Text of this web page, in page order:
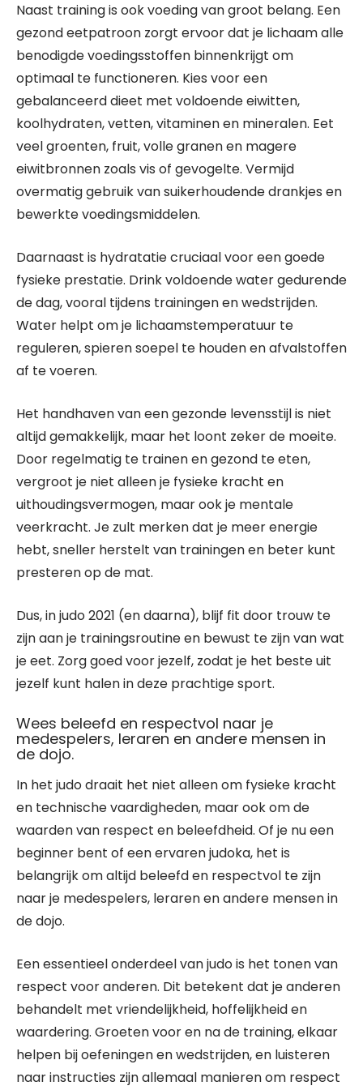
Naast training is ook voeding van groot belang. Een
gezond eetpatroon zorgt ervoor dat je lichaam alle
benodigde voedingsstoffen binnenkrijgt om
optimaal te functioneren. Kies voor een
gebalanceerd dieet met voldoende eiwitten,
koolhydraten, vetten, vitaminen en mineralen. Eet
veel groenten, fruit, volle granen en magere
eiwitbronnen zoals vis of gevogelte. Vermijd
overmatig gebruik van suikerhoudende drankjes en
bewerkte voedingsmiddelen.
Daarnaast is hydratatie cruciaal voor een goede
fysieke prestatie. Drink voldoende water gedurende
de dag, vooral tijdens trainingen en wedstrijden.
Water helpt om je lichaamstemperatuur te
reguleren, spieren soepel te houden en afvalstoffen
af te voeren.
Het handhaven van een gezonde levensstijl is niet
altijd gemakkelijk, maar het loont zeker de moeite.
Door regelmatig te trainen en gezond te eten,
vergroot je niet alleen je fysieke kracht en
uithoudingsvermogen, maar ook je mentale
veerkracht. Je zult merken dat je meer energie
hebt, sneller herstelt van trainingen en beter kunt
presteren op de mat.
Dus, in judo 2021 (en daarna), blijf fit door trouw te
zijn aan je trainingsroutine en bewust te zijn van wat
je eet. Zorg goed voor jezelf, zodat je het beste uit
jezelf kunt halen in deze prachtige sport.
Wees beleefd en respectvol naar je
medespelers, leraren en andere mensen in
de dojo.
In het judo draait het niet alleen om fysieke kracht
en technische vaardigheden, maar ook om de
waarden van respect en beleefdheid. Of je nu een
beginner bent of een ervaren judoka, het is
belangrijk om altijd beleefd en respectvol te zijn
naar je medespelers, leraren en andere mensen in
de dojo.
Een essentieel onderdeel van judo is het tonen van
respect voor anderen. Dit betekent dat je anderen
behandelt met vriendelijkheid, hoffelijkheid en
waardering. Groeten voor en na de training, elkaar
helpen bij oefeningen en wedstrijden, en luisteren
naar instructies zijn allemaal manieren om respect